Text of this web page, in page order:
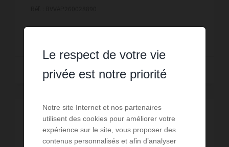
Lire la suite
Le respect de votre vie
privée est notre priorité
Notre site Internet et nos partenaires
utilisent des cookies pour améliorer votre
expérience sur le site, vous proposer des
contenus personnalisés et afin d’analyser